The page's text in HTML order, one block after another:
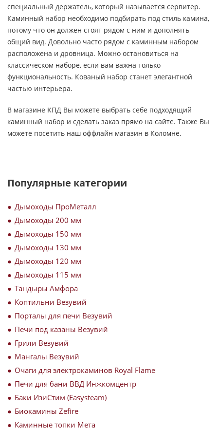
специальный держатель, который называется сервитер.
Каминный набор необходимо подбирать под стиль камина,
потому что он должен стоят рядом с ним и дополнять
общий вид. Довольно часто рядом с каминным набором
расположена и дровница. Можно остановиться на
классическом наборе, если вам важна только
функциональность. Кованый набор станет элегантной
частью интерьера.
В магазине КПД Вы можете выбрать себе подходящий
каминный набор и сделать заказ прямо на сайте. Также Вы
можете посетить наш оффлайн магазин в Коломне.
Популярные категории
Дымоходы ПроМеталл
Дымоходы 200 мм
Дымоходы 150 мм
Дымоходы 130 мм
Дымоходы 120 мм
Дымоходы 115 мм
Тандыры Амфора
Коптильни Везувий
Порталы для печи Везувий
Печи под казаны Везувий
Грили Везувий
Мангалы Везувий
Очаги для электрокаминов Royal Flame
Печи для бани ВВД Инжкомцентр
Баки ИзиСтим (Easysteam)
Биокамины Zefire
Каминные топки Мета